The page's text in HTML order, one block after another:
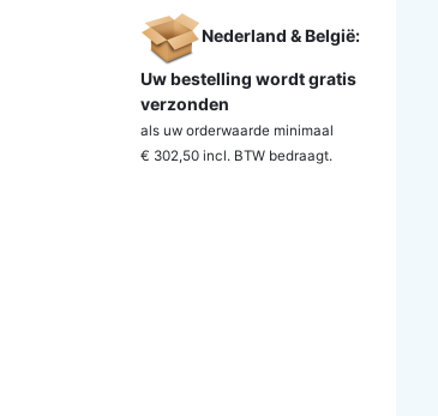
Nederland & België:
Uw bestelling wordt gratis
verzonden
als uw orderwaarde minimaal
€ 302,50 incl. BTW bedraagt.